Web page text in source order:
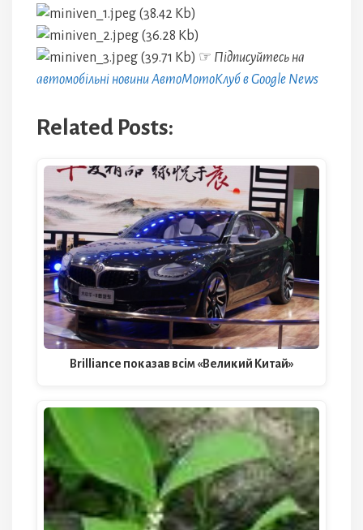
☞ Підписуйтесь на
автомобільні новини АвтоМотоКлуб в Google News
Related Posts:
Brilliance показав всім «Великий Китай»